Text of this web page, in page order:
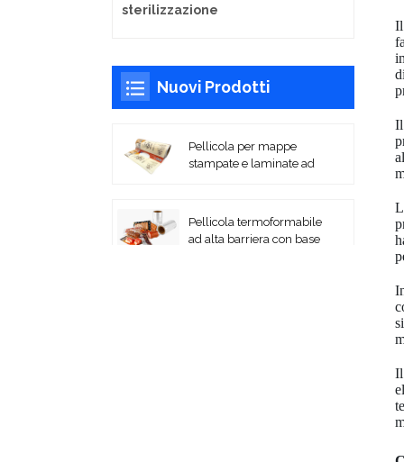
Il
Il
Il
sterilizzazione
Nuovi Prodotti
Pellicola per mappe
stampate e laminate ad
Pellicola termoformabile
ad alta barriera con base